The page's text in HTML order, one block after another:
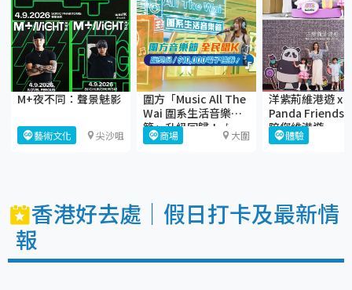
M+夜不同：聲景魅影
藝術文化 尖沙咀
圍方「Music All The
Wai 圍系生活音樂
節」升級回歸！🎶
商場 大圍
洋紫荊維港遊 x
Panda Friends
陪您維港遊
體驗
香港好去處｜假日打卡及最新情
報